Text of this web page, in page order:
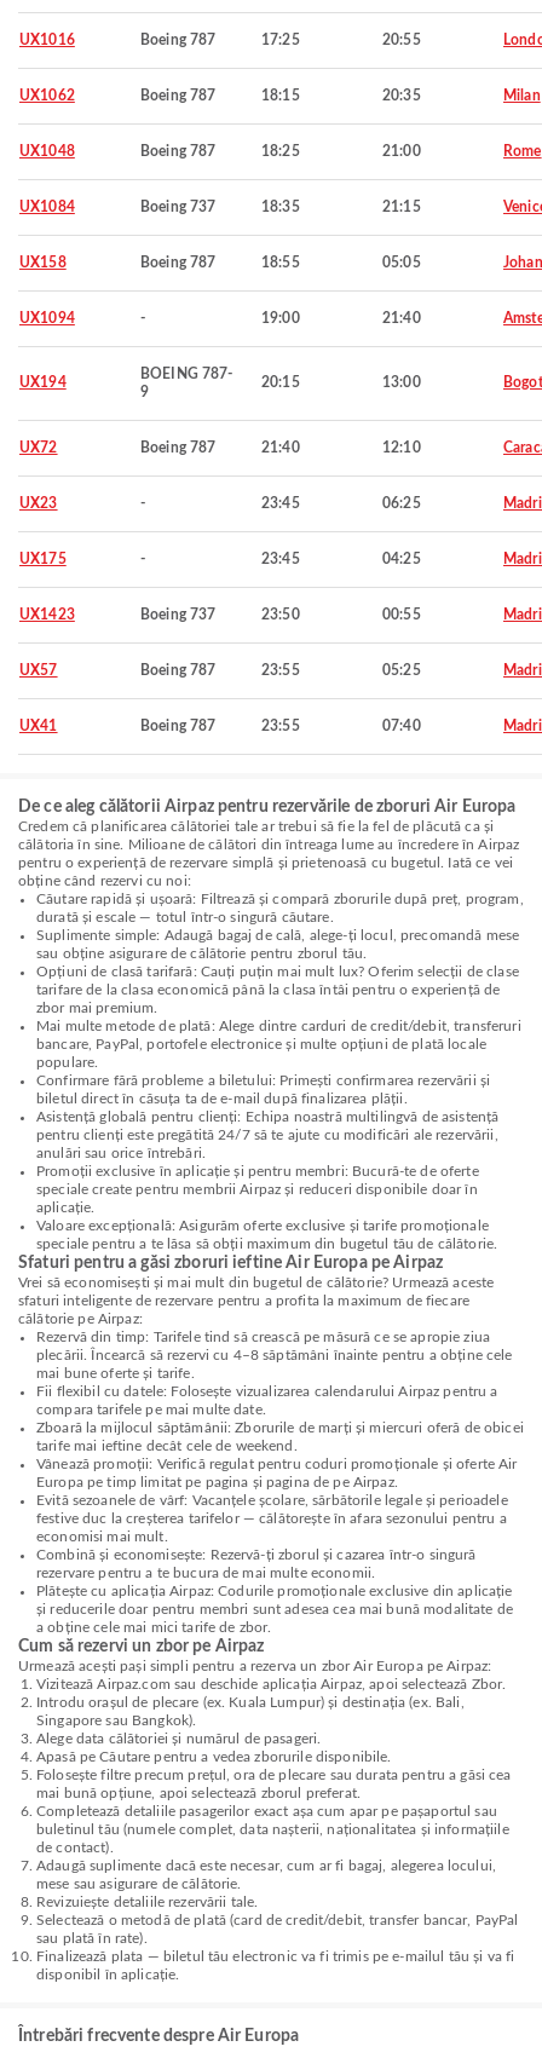
UX1016 Boeing 787 17:25 20:55
UX1062 Boeing 787 18:15 20:35 Milan
UX1048 Boeing 787 18:25 21:00 Rome
UX1084 Boeing 737 18:35 21:15
UX158 Boeing 787 18:55 05:05
UX1094 - 19:00 21:40
UX194
BOEING 787-
9
20:15 13:00
UX72 Boeing 787 21:40 12:10
UX23 - 23:45 06:25
UX175 - 23:45 04:25
UX1423 Boeing 737 23:50 00:55
UX57 Boeing 787 23:55 05:25
UX41 Boeing 787 23:55 07:40
De ce aleg călătorii Airpaz pentru rezervările de zboruri Air Europa
Credem că planificarea călătoriei tale ar trebui să fie la fel de plăcută ca și
călătoria în sine. Milioane de călători din întreaga lume au încredere în Airpaz
pentru o experiență de rezervare simplă și prietenoasă cu bugetul. Iată ce vei
obține când rezervi cu noi:
Căutare rapidă și ușoară: Filtrează și compară zborurile după preț, program,
durată și escale — totul într-o singură căutare.
Suplimente simple: Adaugă bagaj de cală, alege-ți locul, precomandă mese
sau obține asigurare de călătorie pentru zborul tău.
Opțiuni de clasă tarifară: Cauți puțin mai mult lux? Oferim selecții de clase
tarifare de la clasa economică până la clasa întâi pentru o experiență de
zbor mai premium.
Mai multe metode de plată: Alege dintre carduri de credit/debit, transferuri
bancare, PayPal, portofele electronice și multe opțiuni de plată locale
populare.
Confirmare fără probleme a biletului: Primești confirmarea rezervării și
biletul direct în căsuța ta de e-mail după finalizarea plății.
Asistență globală pentru clienți: Echipa noastră multilingvă de asistență
pentru clienți este pregătită 24/7 să te ajute cu modificări ale rezervării,
anulări sau orice întrebări.
Promoții exclusive în aplicație și pentru membri: Bucură-te de oferte
speciale create pentru membrii Airpaz și reduceri disponibile doar în
aplicație.
Valoare excepțională: Asigurăm oferte exclusive și tarife promoționale
speciale pentru a te lăsa să obții maximum din bugetul tău de călătorie.
Sfaturi pentru a găsi zboruri ieftine Air Europa pe Airpaz
Vrei să economisești și mai mult din bugetul de călătorie? Urmează aceste
sfaturi inteligente de rezervare pentru a profita la maximum de fiecare
călătorie pe Airpaz:
Rezervă din timp: Tarifele tind să crească pe măsură ce se apropie ziua
plecării. Încearcă să rezervi cu 4–8 săptămâni înainte pentru a obține cele
mai bune oferte și tarife.
Fii flexibil cu datele: Folosește vizualizarea calendarului Airpaz pentru a
compara tarifele pe mai multe date.
Zboară la mijlocul săptămânii: Zborurile de marți și miercuri oferă de obicei
tarife mai ieftine decât cele de weekend.
Vânează promoții: Verifică regulat pentru coduri promoționale și oferte Air
Europa pe timp limitat pe pagina și pagina de pe Airpaz.
Evită sezoanele de vârf: Vacanțele școlare, sărbătorile legale și perioadele
festive duc la creșterea tarifelor — călătorește în afara sezonului pentru a
economisi mai mult.
Combină și economisește: Rezervă-ți zborul și cazarea într-o singură
rezervare pentru a te bucura de mai multe economii.
Plătește cu aplicația Airpaz: Codurile promoționale exclusive din aplicație
și reducerile doar pentru membri sunt adesea cea mai bună modalitate de
a obține cele mai mici tarife de zbor.
Cum să rezervi un zbor pe Airpaz
Urmează acești pași simpli pentru a rezerva un zbor Air Europa pe Airpaz:
Vizitează Airpaz.com sau deschide aplicația Airpaz, apoi selectează Zbor.
Introdu orașul de plecare (ex. Kuala Lumpur) și destinația (ex. Bali,
Singapore sau Bangkok).
Alege data călătoriei și numărul de pasageri.
Apasă pe Căutare pentru a vedea zborurile disponibile.
Folosește filtre precum prețul, ora de plecare sau durata pentru a găsi cea
mai bună opțiune, apoi selectează zborul preferat.
Completează detaliile pasagerilor exact așa cum apar pe pașaportul sau
buletinul tău (numele complet, data nașterii, naționalitatea și informațiile
de contact).
Adaugă suplimente dacă este necesar, cum ar fi bagaj, alegerea locului,
mese sau asigurare de călătorie.
Revizuiește detaliile rezervării tale.
Selectează o metodă de plată (card de credit/debit, transfer bancar, PayPal
sau plată în rate).
Finalizează plata — biletul tău electronic va fi trimis pe e-mailul tău și va fi
disponibil în aplicație.
Întrebări frecvente despre Air Europa